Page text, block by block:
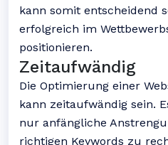
kann somit entscheidend
erfolgreich im
positionieren.
Zeitaufwändig
Die Optimierung einer
kann zeitaufwändig sein.
nur anfängliche
richtigen Keywords zu